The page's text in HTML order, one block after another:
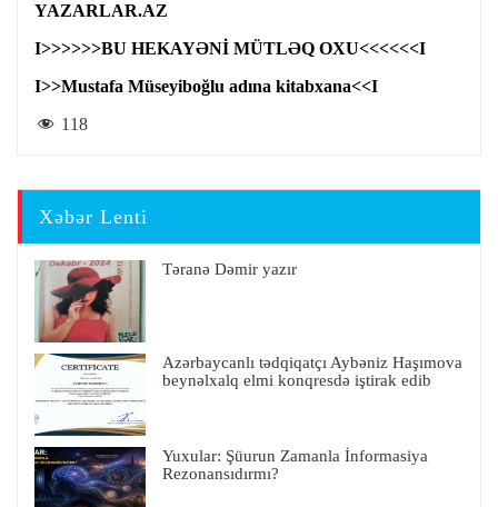
YAZARLAR.AZ
I>>>>>>BU HEKAYƏNİ MÜTLƏQ OXU<<<<<<I
I>>Mustafa Müseyiboğlu adına kitabxana<<I
118
Xəbər Lenti
Təranə Dəmir yazır
Azərbaycanlı tədqiqatçı Aybəniz Haşımova
beynəlxalq elmi konqresdə iştirak edib
Yuxular: Şüurun Zamanla İnformasiya
Rezonansıdırmı?